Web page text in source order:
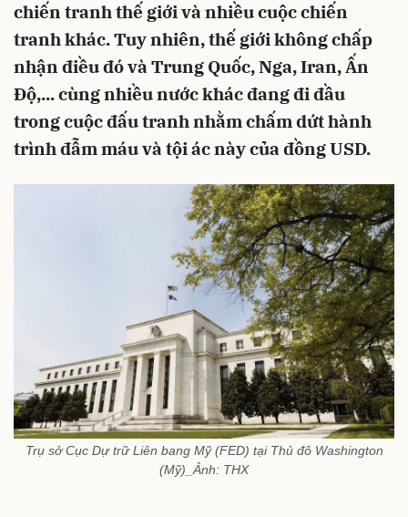
chiến tranh thế giới và nhiều cuộc chiến
tranh khác. Tuy nhiên, thế giới không chấp
nhận điều đó và Trung Quốc, Nga, Iran, Ấn
Độ,... cùng nhiều nước khác đang đi đầu
trong cuộc đấu tranh nhằm chấm dứt hành
trình đẫm máu và tội ác này của đồng USD.
Trụ sở Cục Dự trữ Liên bang Mỹ (FED) tại Thủ đô Washington
(Mỹ)_Ảnh: THX